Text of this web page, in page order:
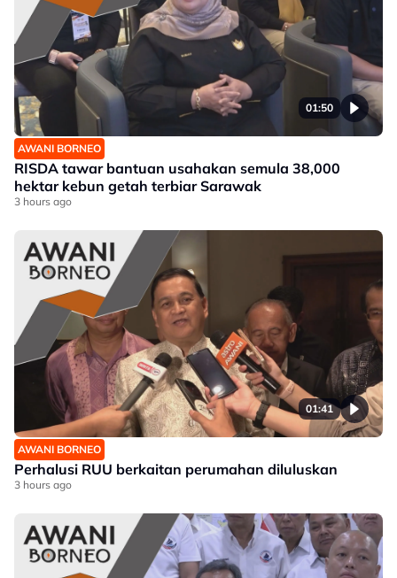
01:50
AWANI BORNEO
RISDA tawar bantuan usahakan semula 38,000
hektar kebun getah terbiar Sarawak
3 hours ago
01:41
AWANI BORNEO
Perhalusi RUU berkaitan perumahan diluluskan
3 hours ago